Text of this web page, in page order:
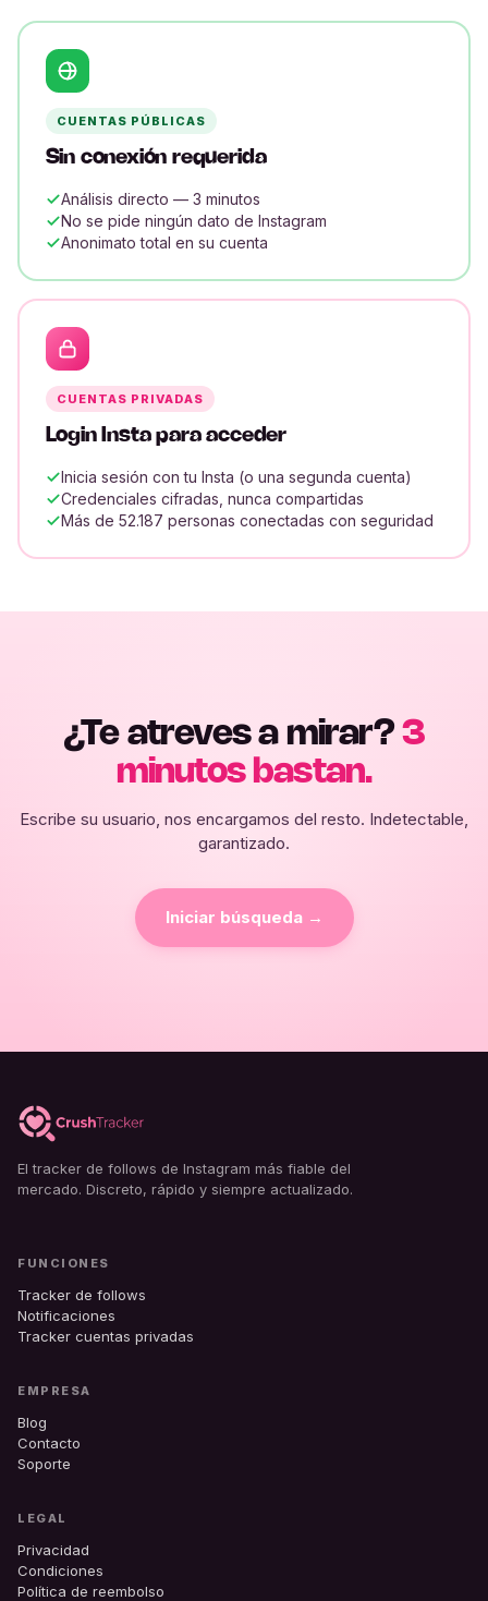
CUENTAS PÚBLICAS
Sin conexión requerida
Análisis directo — 3 minutos
No se pide ningún dato de Instagram
Anonimato total en su cuenta
CUENTAS PRIVADAS
Login Insta para acceder
Inicia sesión con tu Insta (o una segunda cuenta)
Credenciales cifradas, nunca compartidas
Más de 52.187 personas conectadas con seguridad
¿Te atreves a mirar? 3
minutos bastan.
Escribe su usuario, nos encargamos del resto. Indetectable,
garantizado.
Iniciar búsqueda →
El tracker de follows de Instagram más fiable del
mercado. Discreto, rápido y siempre actualizado.
FUNCIONES
Tracker de follows
Notificaciones
Tracker cuentas privadas
EMPRESA
Blog
Contacto
Soporte
LEGAL
Privacidad
Condiciones
Política de reembolso